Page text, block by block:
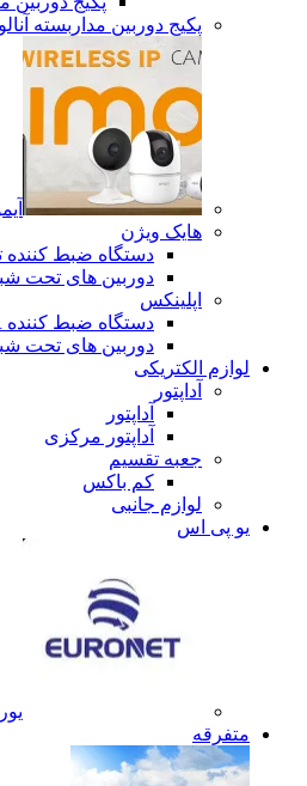
پکیج دوربین مداربسته
هایک ویژن
دستگاه ضبط
دوربین های تحت
اپلینکس
دستگاه ضبط کننده NVR
دوربین های تحت
لوازم الکتریکی
آداپتور
آداپتور
آداپتور مرکزی
جعبه تقسیم
کم باکس
لوازم جانبی
یو پی اس
متفرقه